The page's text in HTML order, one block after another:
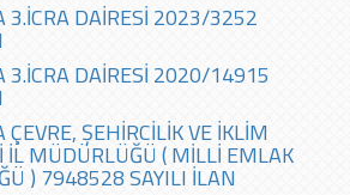
3.İCRA DAİRESİ 2023/3252
3.İCRA DAİRESİ 2020/14915
ŞEHİRCİLİK VE İKLİM
İL MÜDÜRLÜĞÜ ( MİLLİ EMLAK
) 7948528 SAYILI İLAN